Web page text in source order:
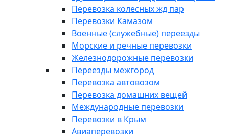
Перевозка колесных жд пар
Перевозки Камазом
Военные (служебные) переезды
Морские и речные перевозки
Железнодорожные перевозки
Переезды межгород
Перевозка автовозом
Перевозка домашних вещей
Международные перевозки
Перевозки в Крым
Авиаперевозки